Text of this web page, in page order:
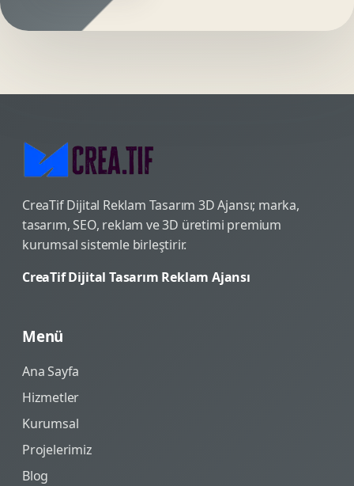
CreaTif Dijital Reklam Tasarım 3D Ajansı; marka,
tasarım, SEO, reklam ve 3D üretimi premium
kurumsal sistemle birleştirir.
CreaTif Dijital Tasarım Reklam Ajansı
Menü
Ana Sayfa
Hizmetler
Kurumsal
Projelerimiz
Blog